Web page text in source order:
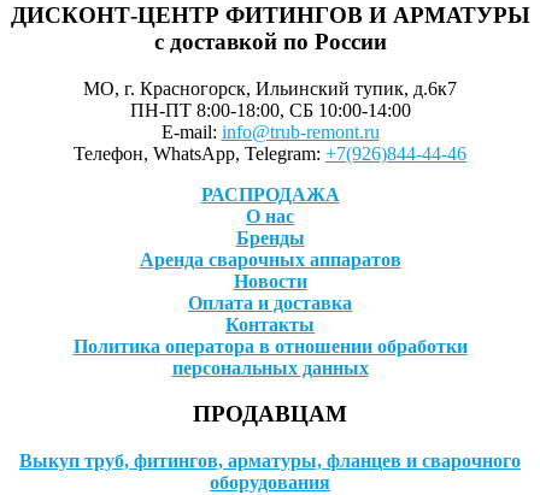
ДИСКОНТ-ЦЕНТР ФИТИНГОВ И АРМАТУРЫ
с доставкой по России
МО, г. Красногорск, Ильинский тупик, д.6к7
ПН-ПТ 8:00-18:00, СБ 10:00-14:00
E-mail: info@trub-remont.ru
Телефон, WhatsApp, Telegram: +7(926)844-44-46
РАСПРОДАЖА
О нас
Бренды
Аренда сварочных аппаратов
Новости
Оплата и доставка
Контакты
Политика оператора в отношении обработки
персональных данных
ПРОДАВЦАМ
Выкуп труб, фитингов, арматуры, фланцев и сварочного
оборудования